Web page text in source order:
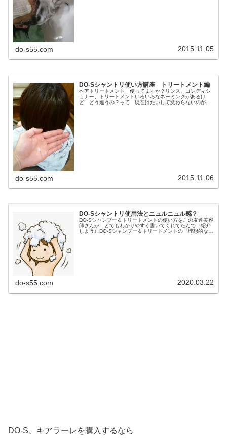
do-s55.com 2015.11.05
DO-Sシャントリ使い方講座 トリートメント編
ヘアトリートメント 使ってますか？リンス、コンディシ
ョナー、トリートメントいろいろなネーミングがあるけ
ど どう違うの？って 現在はたいして変わらないのが現
do-s55.com 2015.11.06
DO-Sシャントリ使用法とニュルニュル感？
DO-Sシャンプー＆トリートメントの使い方をこの友達美容
師さんが とてもわかりやすく書いてくれてたんで 紹介
しよう♪↓DO-Sシャンプー＆トリートメントの『理想的な洗
do-s55.com 2020.03.22
DO-S、キアラーレを購入するなら